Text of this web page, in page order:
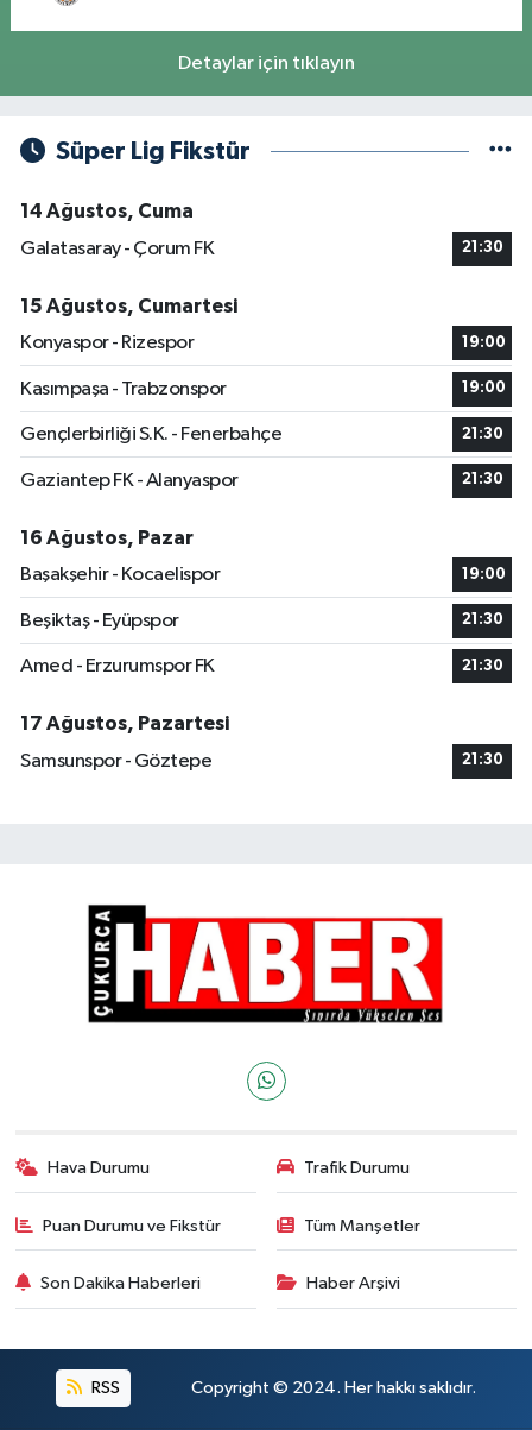
Detaylar için tıklayın
Süper Lig Fikstür
14 Ağustos, Cuma
Galatasaray - Çorum FK
21:30
15 Ağustos, Cumartesi
Konyaspor - Rizespor
19:00
Kasımpaşa - Trabzonspor 19:00
Gençlerbirliği S.K. - Fenerbahçe 21:30
Gaziantep FK - Alanyaspor 21:30
16 Ağustos, Pazar
Başakşehir - Kocaelispor
19:00
Beşiktaş - Eyüpspor 21:30
Amed - Erzurumspor FK 21:30
17 Ağustos, Pazartesi
Samsunspor - Göztepe
21:30
Hava Durumu Trafik Durumu
Puan Durumu ve Fikstür Tüm Manşetler
Son Dakika Haberleri Haber Arşivi
RSS Copyright © 2024. Her hakkı saklıdır.